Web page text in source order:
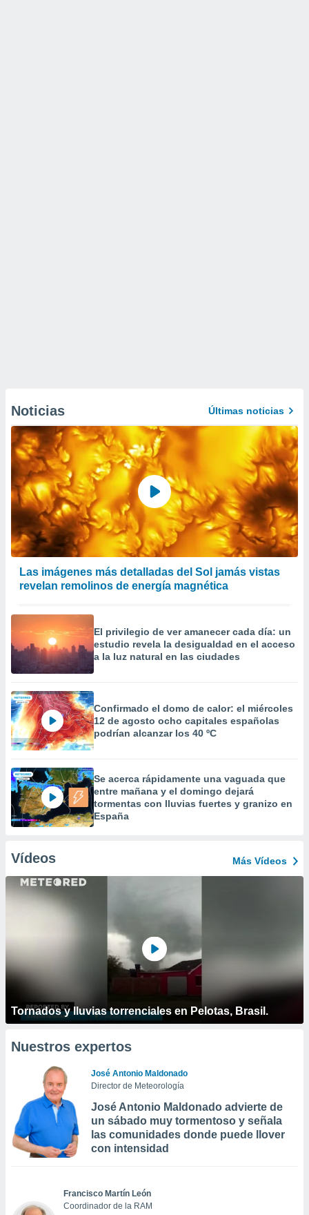
Noticias Últimas noticias
Las imágenes más detalladas del Sol jamás vistas
revelan remolinos de energía magnética
El privilegio de ver amanecer cada día: un
estudio revela la desigualdad en el acceso
a la luz natural en las ciudades
Confirmado el domo de calor: el miércoles
12 de agosto ocho capitales españolas
podrían alcanzar los 40 ºC
Se acerca rápidamente una vaguada que
entre mañana y el domingo dejará
tormentas con lluvias fuertes y granizo en
España
Vídeos Más Vídeos
Tornados y lluvias torrenciales en Pelotas, Brasil.
Nuestros expertos
José Antonio Maldonado
Director de Meteorología
José Antonio Maldonado advierte de
un sábado muy tormentoso y señala
las comunidades donde puede llover
con intensidad
Francisco Martín León
Coordinador de la RAM